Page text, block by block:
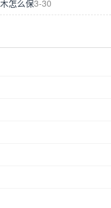
板的时候都会在材料中添
料中添加一些防腐手段，
重要。在龙骨防水处理中经
和水的接触，龙骨下需垫
地板结构有一定的缓冲功
怎么保3-30